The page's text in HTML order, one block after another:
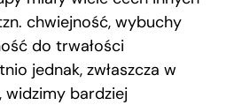
chwiejność, wybuchy
do trwałości
jednak, zwłaszcza w
widzimy bardziej